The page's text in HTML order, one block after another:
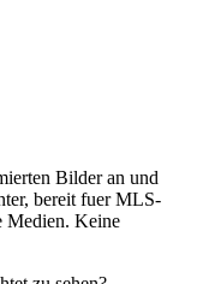
Bilder an und
bereit fuer MLS-
Medien. Keine